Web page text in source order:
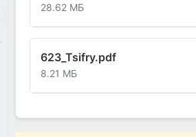
28.62 МБ
623_Tsifry.pdf
8.21 МБ